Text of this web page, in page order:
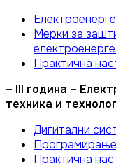
Мерки за
Практична
– III година –
техника и
Дигитални
Практична